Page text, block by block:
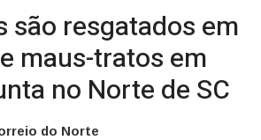
são resgatados em
maus-tratos em
no Norte de SC
do Norte